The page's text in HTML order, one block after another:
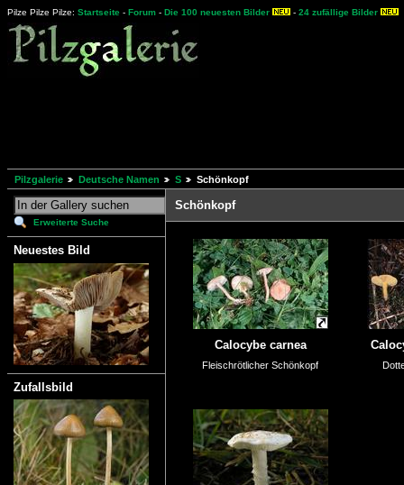
Pilze Pilze Pilze: Startseite - Forum - Die 100 neuesten Bilder - 24 zufällige Bilder
Pilzgalerie Deutsche Namen S Schönkopf
Erweiterte Suche
Neuestes Bild
Zufallsbild
Schönkopf
Calocybe carnea
Fleischrötlicher Schönkopf